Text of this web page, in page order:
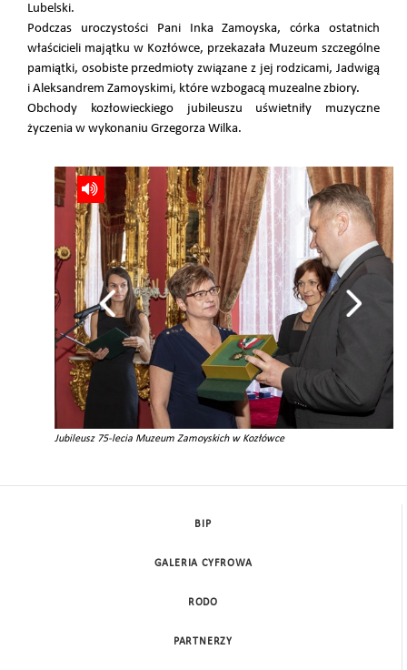
Lubelski.
Podczas uroczystości Pani Inka Zamoyska, córka ostatnich
właścicieli majątku w Kozłówce, przekazała Muzeum szczególne
pamiątki, osobiste przedmioty związane z jej rodzicami, Jadwigą
i Aleksandrem Zamoyskimi, które wzbogacą muzealne zbiory.
Obchody kozłowieckiego jubileuszu uświetniły muzyczne
życzenia w wykonaniu Grzegorza Wilka.
Jubileusz 75-lecia Muzeum Zamoyskich w Kozłówce
BIP
GALERIA CYFROWA
RODO
PARTNERZY